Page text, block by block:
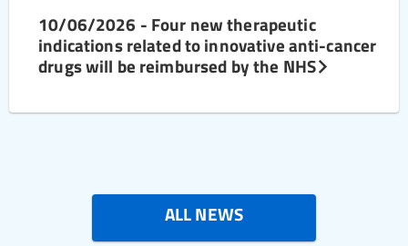
10/06/2026 - Four new therapeutic
indications related to innovative anti-cancer
drugs will be reimbursed by the NHS
ALL NEWS